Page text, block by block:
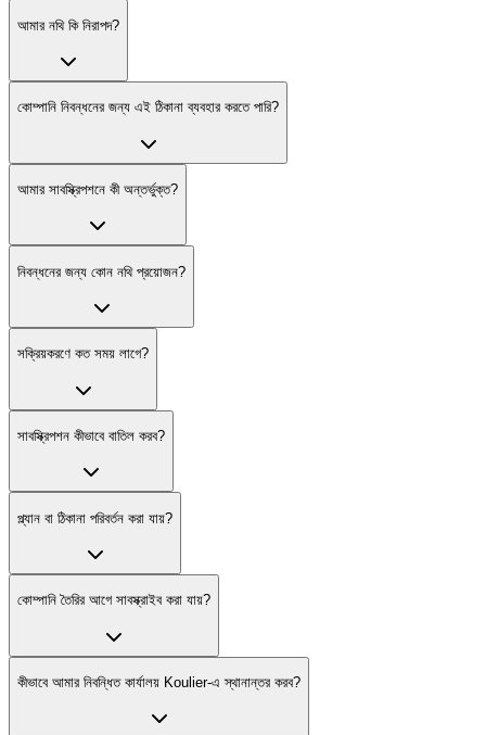
আমার নথি কি নিরাপদ?
কোম্পানি নিবন্ধনের জন্য এই ঠিকানা ব্যবহার করতে পারি?
আমার সাবস্ক্রিপশনে কী অন্তর্ভুক্ত?
নিবন্ধনের জন্য কোন নথি প্রয়োজন?
সক্রিয়করণে কত সময় লাগে?
সাবস্ক্রিপশন কীভাবে বাতিল করব?
প্ল্যান বা ঠিকানা পরিবর্তন করা যায়?
কোম্পানি তৈরির আগে সাবস্ক্রাইব করা যায়?
কীভাবে আমার নিবন্ধিত কার্যালয় Koulier-এ স্থানান্তর করব?